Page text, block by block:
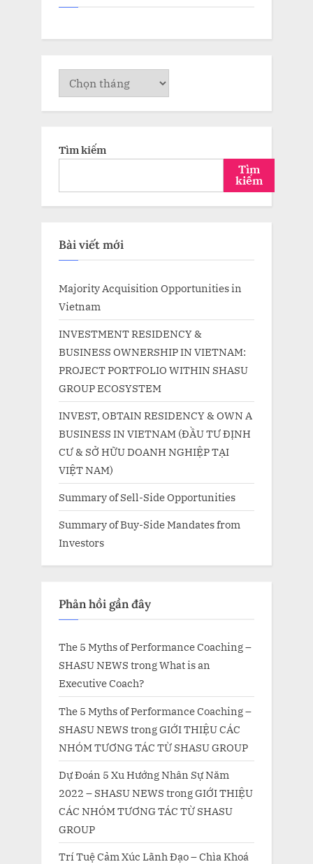
Lưu
trữ
Tìm kiếm
Tìm
kiếm
Bài viết mới
Majority Acquisition Opportunities in
Vietnam
INVESTMENT RESIDENCY &
BUSINESS OWNERSHIP IN VIETNAM:
PROJECT PORTFOLIO WITHIN SHASU
GROUP ECOSYSTEM
INVEST, OBTAIN RESIDENCY & OWN A
BUSINESS IN VIETNAM (ĐẦU TƯ ĐỊNH
CƯ & SỞ HỮU DOANH NGHIỆP TẠI
VIỆT NAM)
Summary of Sell-Side Opportunities
Summary of Buy-Side Mandates from
Investors
Phản hồi gần đây
The 5 Myths of Performance Coaching –
SHASU NEWS trongWhat is an
Executive Coach?
The 5 Myths of Performance Coaching –
SHASU NEWS trongGIỚI THIỆU CÁC
NHÓM TƯƠNG TÁC TỪ SHASU GROUP
Dự Đoán 5 Xu Hướng Nhân Sự Năm
2022 – SHASU NEWS trongGIỚI THIỆU
CÁC NHÓM TƯƠNG TÁC TỪ SHASU
GROUP
Trí Tuệ Cảm Xúc Lãnh Đạo – Chìa Khoá